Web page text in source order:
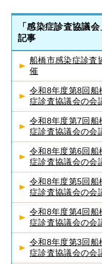
「感染症診査協議
記事
船橋市感染症診査
催
令和8年度第8回船
症診査協議会の会
令和8年度第7回船
症診査協議会の会
令和8年度第6回船
症診査協議会の会
令和8年度第5回船
症診査協議会の会
令和8年度第4回船
症診査協議会の会
令和8年度第3回船
症診査協議会の会